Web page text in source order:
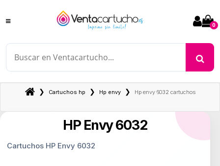
0
❯ Cartuchos hp ❯ Hp envy❯ Hp envy 6032 cartuchos
HP Envy 6032
Cartuchos HP Envy 6032